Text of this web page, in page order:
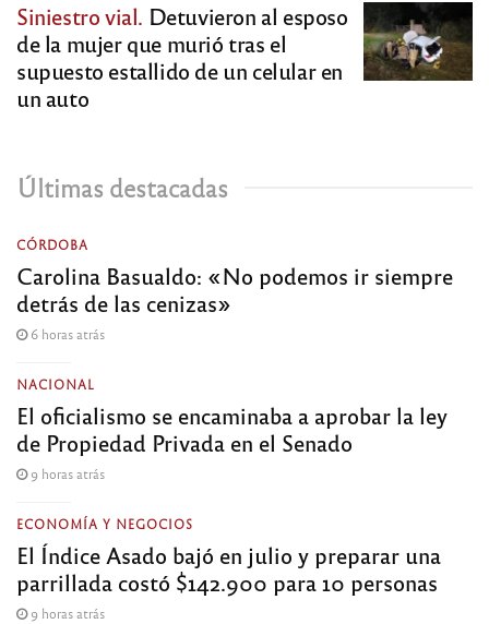
Siniestro vial. Detuvieron al esposo
de la mujer que murió tras el
supuesto estallido de un celular en
un auto
Últimas destacadas
CÓRDOBA
Carolina Basualdo: «No podemos ir siempre
detrás de las cenizas»
6 horas atrás
NACIONAL
El oficialismo se encaminaba a aprobar la ley
de Propiedad Privada en el Senado
9 horas atrás
ECONOMÍA Y NEGOCIOS
El Índice Asado bajó en julio y preparar una
parrillada costó $142.900 para 10 personas
9 horas atrás